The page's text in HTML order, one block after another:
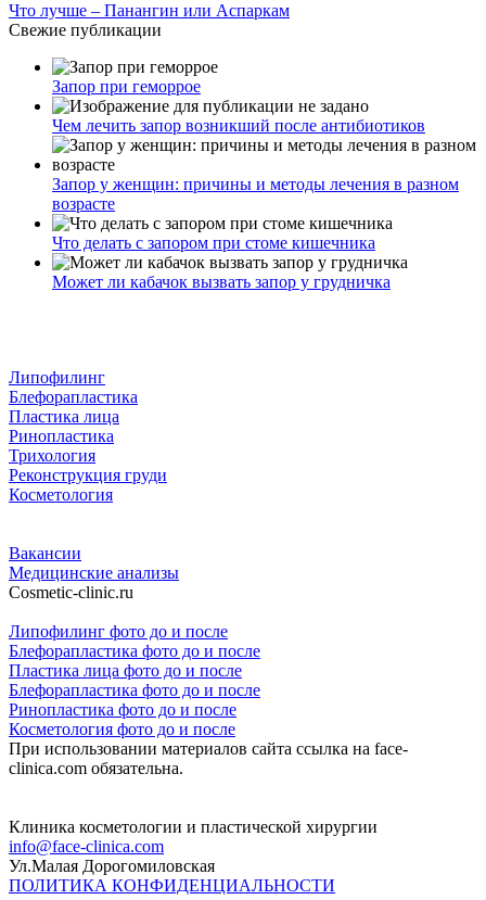
Что лучше – Панангин или Аспаркам
Свежие публикации
Запор при геморрое
Чем лечить запор возникший после антибиотиков
Запор у женщин: причины и методы лечения в разном
возрасте
Что делать с запором при стоме кишечника
Может ли кабачок вызвать запор у грудничка
Липофилинг
Блефорапластика
Пластика лица
Ринопластика
Трихология
Реконструкция груди
Косметология
Вакансии
Медицинские анализы
Cosmetic-clinic.ru
Липофилинг фото до и после
Блефорапластика фото до и после
Пластика лица фото до и после
Блефорапластика фото до и после
Ринопластика фото до и после
Косметология фото до и после
При использовании материалов сайта ссылка на face-
clinica.com обязательна.
Клиника косметологии и пластической хирургии
info@face-clinica.com
Ул.Малая Дорогомиловская
ПОЛИТИКА КОНФИДЕНЦИАЛЬНОСТИ